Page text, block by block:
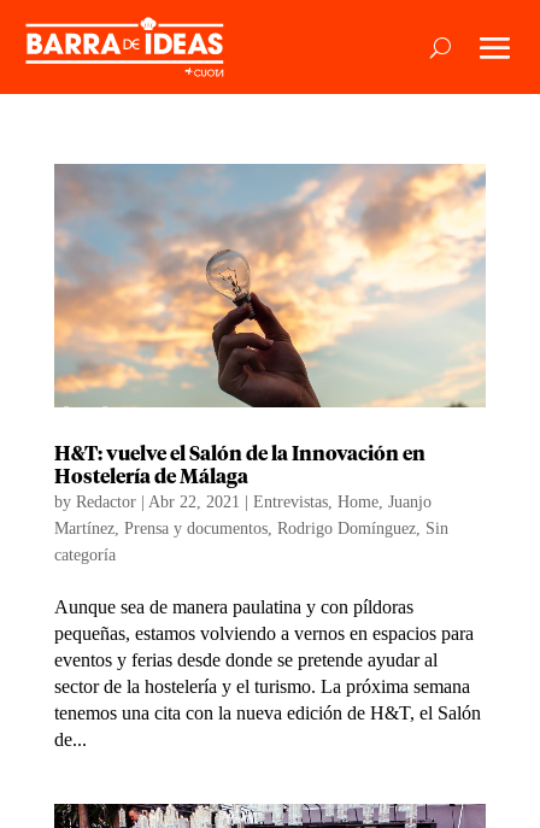
H&T: vuelve el Salón de la Innovación en
Hostelería de Málaga
by Redactor| Abr 22, 2021 | Entrevistas, Home, Juanjo
Martínez, Prensa y documentos, Rodrigo Domínguez, Sin
categoría
Aunque sea de manera paulatina y con píldoras
pequeñas, estamos volviendo a vernos en espacios para
eventos y ferias desde donde se pretende ayudar al
sector de la hostelería y el turismo. La próxima semana
tenemos una cita con la nueva edición de H&T, el Salón
de...